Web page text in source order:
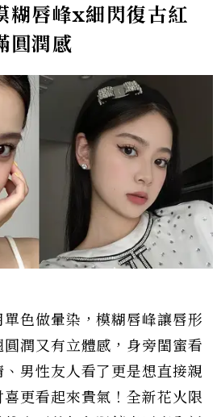
糊唇峰x細閃復古紅
圓潤感
單色做暈染，模糊唇峰讓唇形
潤又有立體感，身旁閨蜜看
男性友人看了更是想直接親
更看起來貴氣！全新花火限